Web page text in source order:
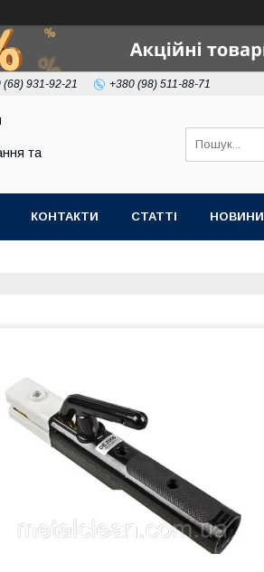
(68) 931-92-21 +380 (98) 511-88-71
та
КОНТАКТИ СТАТТІ НОВИНИ